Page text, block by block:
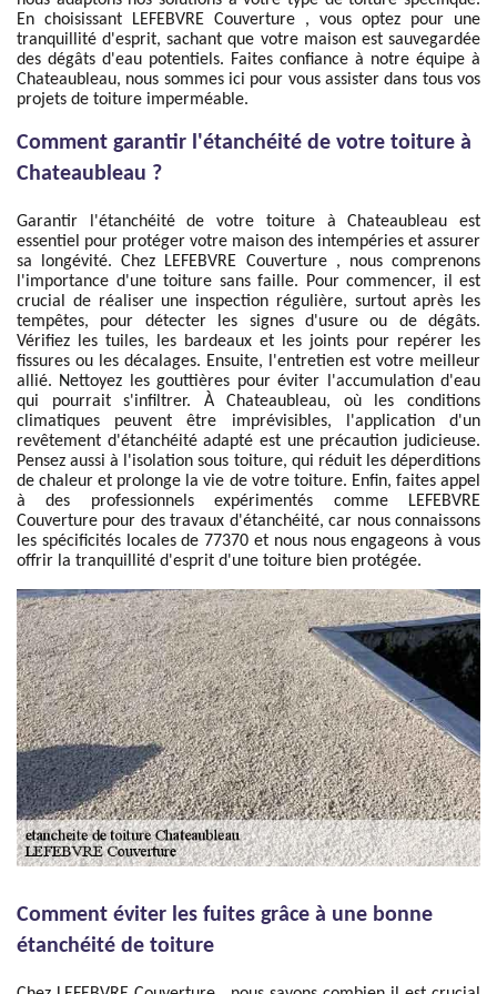
En choisissant LEFEBVRE Couverture , vous optez pour une
tranquillité d'esprit, sachant que votre maison est sauvegardée
des dégâts d'eau potentiels. Faites confiance à notre équipe à
Chateaubleau, nous sommes ici pour vous assister dans tous vos
projets de toiture imperméable.
Comment garantir l'étanchéité de votre toiture à
Chateaubleau ?
Garantir l'étanchéité de votre toiture à Chateaubleau est
essentiel pour protéger votre maison des intempéries et assurer
sa longévité. Chez LEFEBVRE Couverture , nous comprenons
l'importance d'une toiture sans faille. Pour commencer, il est
crucial de réaliser une inspection régulière, surtout après les
tempêtes, pour détecter les signes d'usure ou de dégâts.
Vérifiez les tuiles, les bardeaux et les joints pour repérer les
fissures ou les décalages. Ensuite, l'entretien est votre meilleur
allié. Nettoyez les gouttières pour éviter l'accumulation d'eau
qui pourrait s'infiltrer. À Chateaubleau, où les conditions
climatiques peuvent être imprévisibles, l'application d'un
revêtement d'étanchéité adapté est une précaution judicieuse.
Pensez aussi à l'isolation sous toiture, qui réduit les déperditions
de chaleur et prolonge la vie de votre toiture. Enfin, faites appel
à des professionnels expérimentés comme LEFEBVRE
Couverture pour des travaux d'étanchéité, car nous connaissons
les spécificités locales de 77370 et nous nous engageons à vous
offrir la tranquillité d'esprit d'une toiture bien protégée.
Comment éviter les fuites grâce à une bonne
étanchéité de toiture